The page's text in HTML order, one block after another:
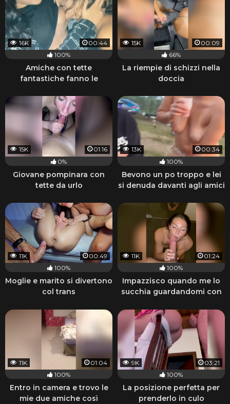
16K
00:44
100%
Amiche con tette
fantastiche fanno le
15K
00:09
66%
La riempie di schizzi nella
doccia
15K
01:16
0%
Giovane pompinara con
tette da urlo
13K
00:34
100%
Bevono un po troppo e lei
si denuda davanti agli amici
11K
00:49
100%
Moglie e marito si divertono
col trans
11K
01:24
100%
Impazzisco quando me lo
succhia guardandomi con
11K
01:04
100%
Entro in camera e trovo le
mie due amiche così
9K
03:21
100%
La posizione perfetta per
prenderlo in culo